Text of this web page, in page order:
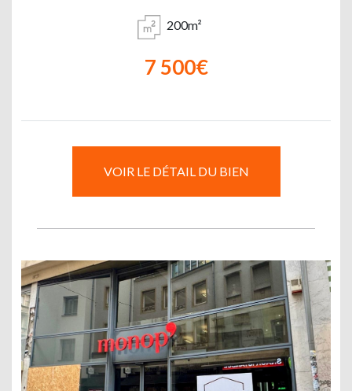
200m²
7 500€
VOIR LE DÉTAIL DU BIEN